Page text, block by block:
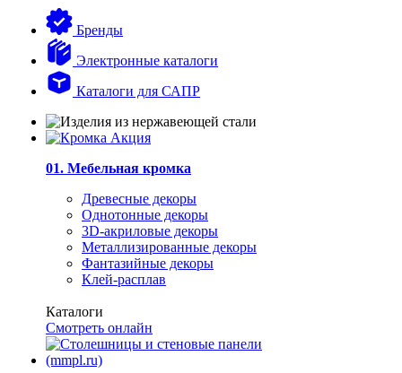
Бренды
Электронные каталоги
Каталоги для САПР
01. Мебельная кромка
Древесные декоры
Однотонные декоры
3D-акриловые декоры
Металлизированные декоры
Фантазийные декоры
Клей-расплав
Каталоги
Смотреть онлайн